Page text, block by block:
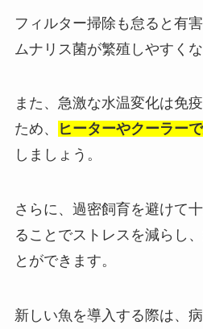
フィルター掃除も怠ると有
ムナリス菌が繁殖しやすくな
また、急激な水温変化は免
ため、
ヒーターやクーラー
しましょう。
さらに、過密飼育を避けて
ることでストレスを減らし
とができます。
新しい魚を導入する際は、